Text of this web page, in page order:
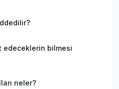
edeceklerin bilmesi
neler?